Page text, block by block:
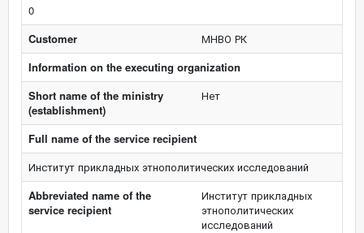
0
Customer
МНВО РК
Information on the executing organization
Short name of the ministry
(establishment)
Нет
Full name of the service recipient
Институт прикладных этнополитических исследований
Abbreviated name of the
service recipient
Институт прикладных
этнополитических
исследований